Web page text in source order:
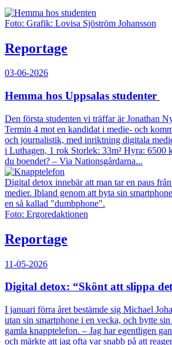
Foto: Grafik: Lovisa Sjöström Johansson
Reportage
03-06-2026
Hemma hos Uppsalas studenter
Den första studenten vi träffar är Jonathan
Termin 4 mot en kandidat i medie- och
och journalistik, med inriktning digitala
i Luthagen, 1 rok Storlek: 33m² Hyra: 6500
du boendet? – Via Nationsgårdarna...
Digital detox innebär att man tar en paus
medier. Ibland genom att byta sin
en så kallad "dumbphone".
Foto: Ergoredaktionen
Reportage
11-05-2026
Digital detox: “Skönt att slippa
I januari förra året bestämde sig Michael
utan sin smartphone i en vecka, och bytte
gamla knapptelefon. – Jag har egentligen
och märkte att jag ofta var snabb på att